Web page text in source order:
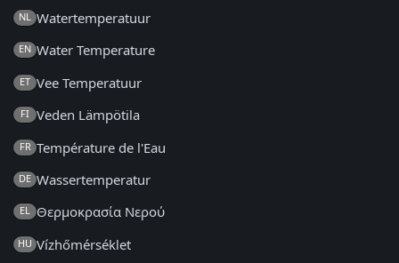
NL Watertemperatuur
EN Water Temperature
ET Vee Temperatuur
FI Veden Lämpötila
FR Température de l'Eau
DE Wassertemperatur
EL Θερμοκρασία Νερού
HU Vízhőmérséklet